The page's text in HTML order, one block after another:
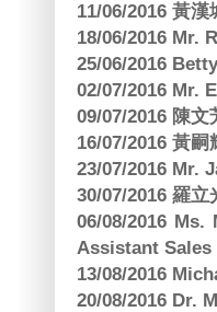
11/06/2016 黃
18/06/2016 Mr.
25/06/2016
02/07/2016 Mr.
09/07/2016 陳
16/07/2016 黃
23/07/2016 Mr.
30/07/2016 羅
06/08/2016
Assistant Sales
13/08/2016
20/08/2016 Dr.